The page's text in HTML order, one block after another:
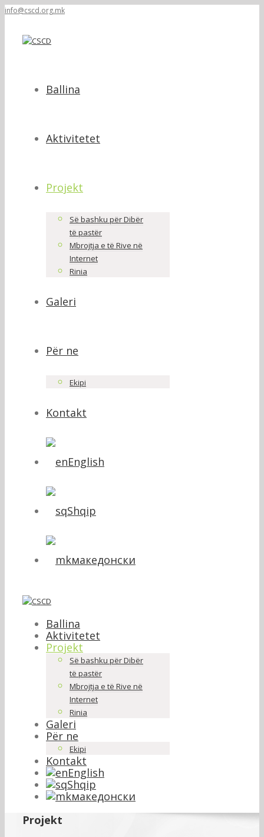
info@cscd.org.mk
Ballina
Aktivitetet
Projekt
Së bashku për Dibër
të pastër
Mbrojtja e të Rive në
Internet
Rinia
Galeri
Për ne
Ekipi
Kontakt
English
Shqip
македонски
Ballina
Aktivitetet
Projekt
Së bashku për Dibër
të pastër
Mbrojtja e të Rive në
Internet
Rinia
Galeri
Për ne
Ekipi
Kontakt
English
Shqip
македонски
Projekt